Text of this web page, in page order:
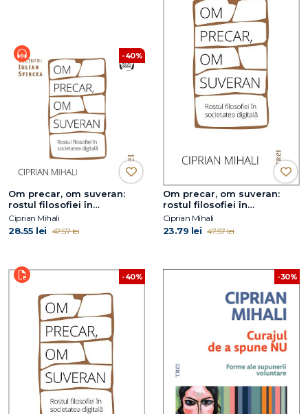
-40%
Om precar, om suveran:
rostul filosofiei în
societatea digitală
Ciprian Mihali
28.55 lei 47.57 lei
Om precar, om suveran:
rostul filosofiei în
societatea digitală
Ciprian Mihali
23.79 lei 47.57 lei
-40% -30%